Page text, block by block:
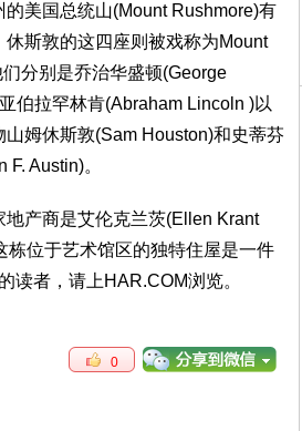
的美国总统山(Mount Rushmore)有
休斯敦的这四座则被戏称为Mount
分别是乔治华盛顿(George
伯拉罕林肯(Abraham Lincoln )以
山姆休斯敦(Sam Houston)和史蒂芬
Austin)。
地产商是艾伦克兰茨(Ellen Krant
栋位于艺术馆区的独特住屋是一件
读者，请上HAR.COM浏览。
0